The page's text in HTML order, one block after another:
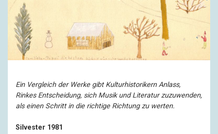
Ein Vergleich der Werke gibt Kulturhistorikern Anlass,
Rinkes Entscheidung, sich Musik und Literatur zuzuwenden,
als einen Schritt in die richtige Richtung zu werten.
Silvester 1981